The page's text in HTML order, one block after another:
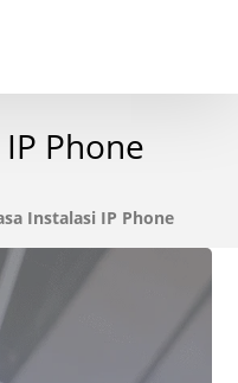
Phone
Instalasi IP Phone